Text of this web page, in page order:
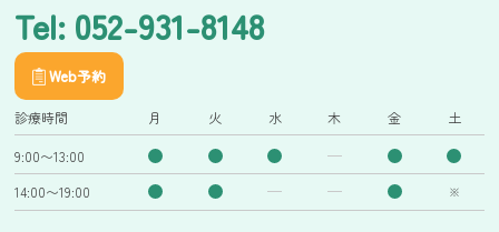
Tel: 052-931-8148
Web予約
診療時間 月 火 水 木 金 土
9:00〜13:00
14:00〜19:00
※